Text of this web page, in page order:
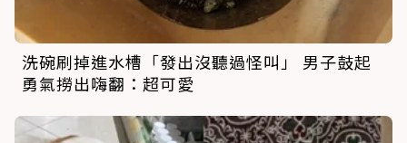
洗碗刷掉進水槽「發出沒聽過怪叫」 男子鼓起
勇氣撈出嗨翻：超可愛